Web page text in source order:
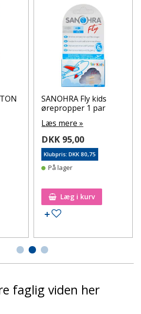
SANOHRA Fly kids
ørepropper 1 par
Læs mere »
DKK 95,00
Klubpris: DKK 80,75
På lager
Læg i kurv
Tilføj til ønskeseddel
faglig viden her